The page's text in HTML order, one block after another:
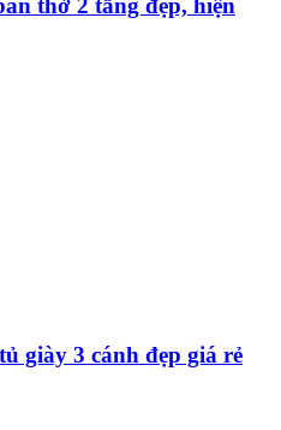
thờ 2 tầng đẹp, hiện
giày 3 cánh đẹp giá rẻ